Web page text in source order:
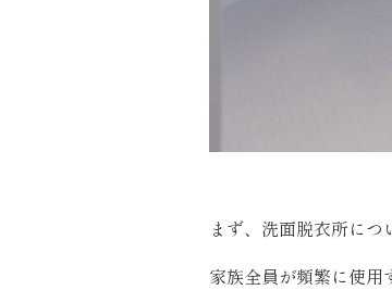
まず、洗面脱衣所につ
家族全員が頻繁に使用